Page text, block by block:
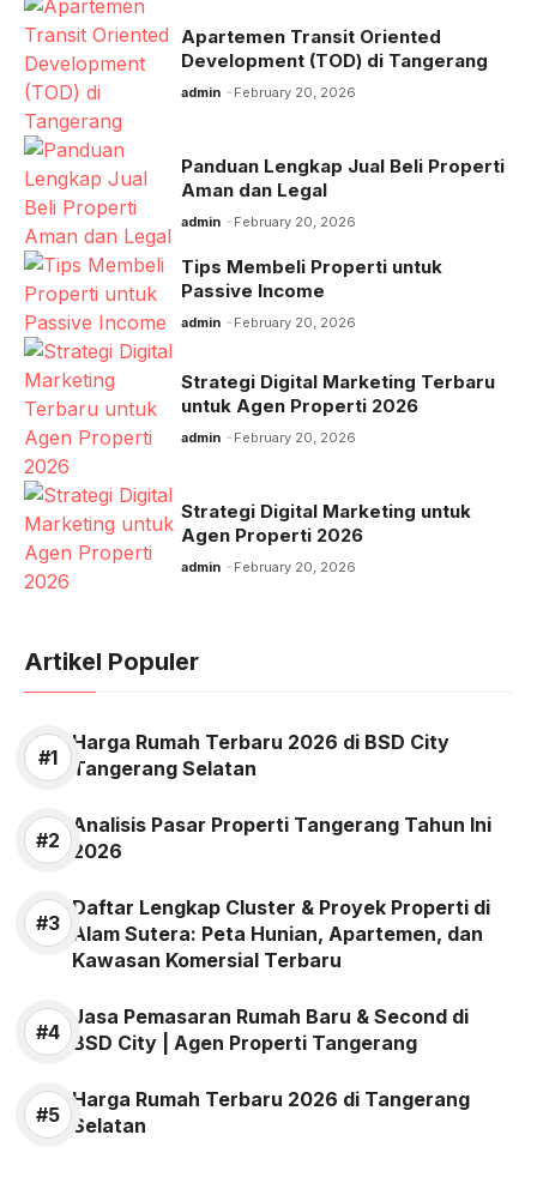
Apartemen Transit Oriented
Development (TOD) di Tangerang
admin February 20, 2026
Panduan Lengkap Jual Beli Properti
Aman dan Legal
admin February 20, 2026
Tips Membeli Properti untuk
Passive Income
admin February 20, 2026
Strategi Digital Marketing Terbaru
untuk Agen Properti 2026
admin February 20, 2026
Strategi Digital Marketing untuk
Agen Properti 2026
admin February 20, 2026
Artikel Populer
Harga Rumah Terbaru 2026 di BSD City
Tangerang Selatan
Analisis Pasar Properti Tangerang Tahun Ini
2026
Daftar Lengkap Cluster & Proyek Properti di
Alam Sutera: Peta Hunian, Apartemen, dan
Kawasan Komersial Terbaru
Jasa Pemasaran Rumah Baru & Second di
BSD City | Agen Properti Tangerang
Harga Rumah Terbaru 2026 di Tangerang
Selatan